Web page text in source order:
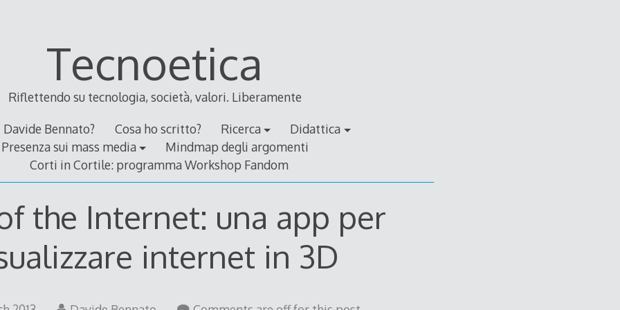
Tecnoetica
Riflettendo su tecnologia, società, valori. Liberamente
Davide Bennato? Cosa ho scritto? Ricerca
Didattica
Presenza sui mass media
Mindmap degli argomenti
Corti in Cortile: programma Workshop Fandom
the Internet: una app per
internet in 3D